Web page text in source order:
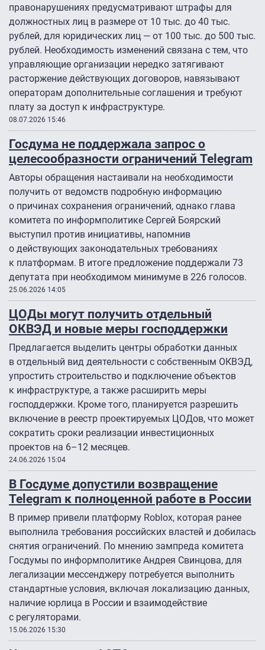
правонарушениях предусматривают штрафы для
должностных лиц в размере от 10 тыс. до 40 тыс.
рублей, для юридических лиц — от 100 тыс. до 500 тыс.
рублей. Необходимость изменений связана с тем, что
управляющие организации нередко затягивают
расторжение действующих договоров, навязывают
операторам дополнительные соглашения и требуют
плату за доступ к инфраструктуре.
08.07.2026 15:46
Госдума не поддержала запрос о
целесообразности ограничений Telegram
Авторы обращения настаивали на необходимости
получить от ведомств подробную информацию
о причинах сохранения ограничений, однако глава
комитета по информполитике Сергей Боярский
выступил против инициативы, напомнив
о действующих законодательных требованиях
к платформам. В итоге предложение поддержали 73
депутата при необходимом минимуме в 226 голосов.
25.06.2026 14:05
ЦОДы могут получить отдельный
ОКВЭД и новые меры господдержки
Предлагается выделить центры обработки данных
в отдельный вид деятельности с собственным ОКВЭД,
упростить строительство и подключение объектов
к инфраструктуре, а также расширить меры
господдержки. Кроме того, планируется разрешить
включение в реестр проектируемых ЦОДов, что может
сократить сроки реализации инвестиционных
проектов на 6–12 месяцев.
24.06.2026 15:04
В Госдуме допустили возвращение
Telegram к полноценной работе в России
В пример привели платформу Roblox, которая ранее
выполнила требования российских властей и добилась
снятия ограничений. По мнению зампреда комитета
Госдумы по информполитике Андрея Свинцова, для
легализации мессенджеру потребуется выполнить
стандартные условия, включая локализацию данных,
наличие юрлица в России и взаимодействие
с регуляторами.
15.06.2026 15:30